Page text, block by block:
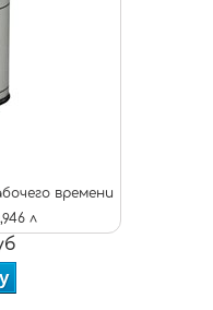
времени
л